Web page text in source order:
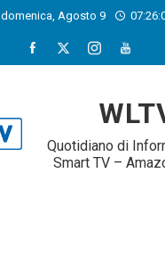
domenica, Agosto 9
Quotidiano di
Smart TV –